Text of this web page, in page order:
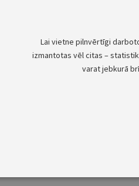
redakcijā:
nodoklis netiek
ar 12., 13., 14. un
atpakaļ samaksāto
un konsulāro aģentu
bērniem;
Lai vietne pilnvērtīgi
izmantotas vēl citas –
varat jebkurā